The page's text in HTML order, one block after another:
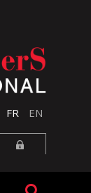
FR EN